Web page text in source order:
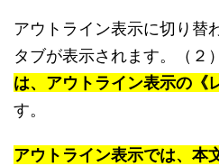
アウトライン表示に切り替
タブが表示されます。（２
は、アウトライン表示の《
す。
アウトライン表示では、本